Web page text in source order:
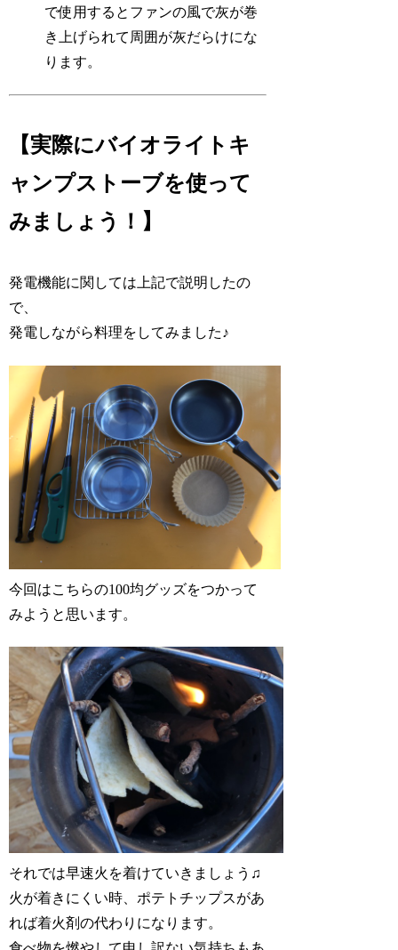
で使用するとファンの風で灰が巻
き上げられて周囲が灰だらけにな
ります。
【実際にバイオライトキ
ャンプストーブを使って
みましょう！】
発電機能に関しては上記で説明したの
で、
発電しながら料理をしてみました♪
今回はこちらの100均グッズをつかって
みようと思います。
それでは早速火を着けていきましょう♫
火が着きにくい時、ポテトチップスがあ
れば着火剤の代わりになります。